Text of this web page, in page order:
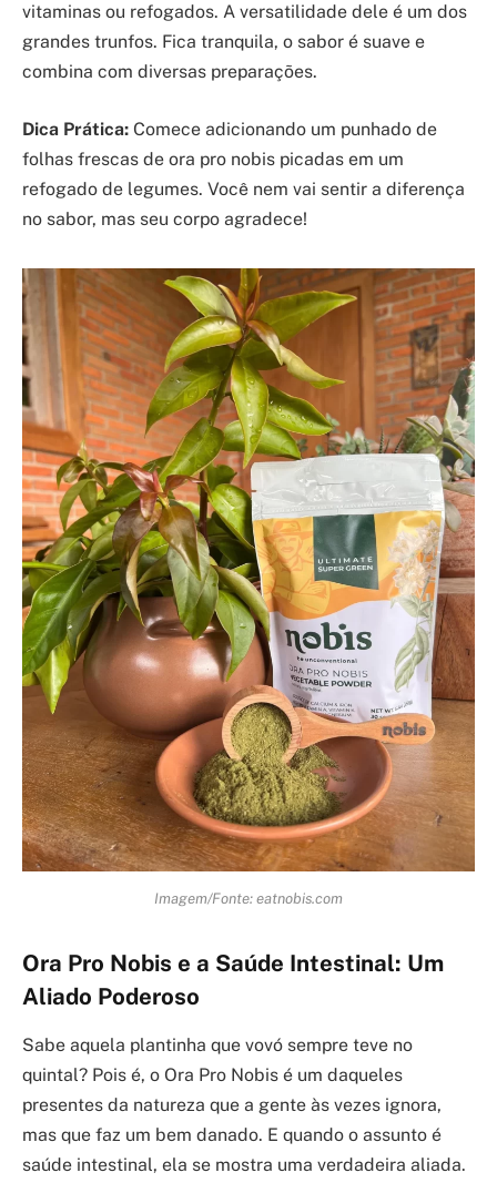
vitaminas ou refogados. A versatilidade dele é um dos
grandes trunfos. Fica tranquila, o sabor é suave e
combina com diversas preparações.
Dica Prática: Comece adicionando um punhado de
folhas frescas de ora pro nobis picadas em um
refogado de legumes. Você nem vai sentir a diferença
no sabor, mas seu corpo agradece!
Imagem/Fonte: eatnobis.com
Ora Pro Nobis e a Saúde Intestinal: Um
Aliado Poderoso
Sabe aquela plantinha que vovó sempre teve no
quintal? Pois é, o Ora Pro Nobis é um daqueles
presentes da natureza que a gente às vezes ignora,
mas que faz um bem danado. E quando o assunto é
saúde intestinal, ela se mostra uma verdadeira aliada.